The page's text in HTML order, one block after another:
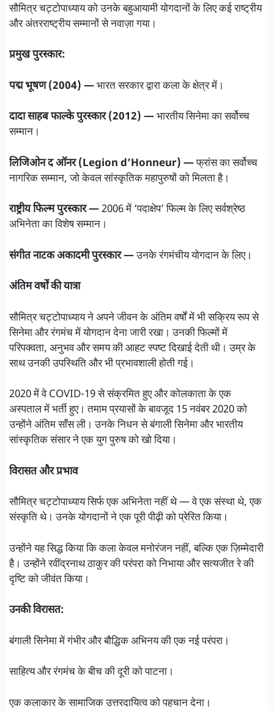
सौमित्र चट्टोपाध्याय को उनके बहुआयामी योगदानों के लिए कई राष्ट्रीय
और अंतरराष्ट्रीय सम्मानों से नवाज़ा गया।
प्रमुख पुरस्कार:
पद्म भूषण (2004) —भारत सरकार द्वारा कला के क्षेत्र में।
दादा साहब फाल्के पुरस्कार (2012) —भारतीय सिनेमा का सर्वोच्च
सम्मान।
लिजिओन द ऑनर (Legion d’Honneur) —फ्रांस का सर्वोच्च
नागरिक सम्मान, जो केवल सांस्कृतिक महापुरुषों को मिलता है।
राष्ट्रीय फिल्म पुरस्कार —2006 में ‘पदाक्षेप’ फिल्म के लिए सर्वश्रेष्ठ
अभिनेता का विशेष सम्मान।
संगीत नाटक अकादमी पुरस्कार —उनके रंगमंचीय योगदान के लिए।
अंतिम वर्षों की यात्रा
सौमित्र चट्टोपाध्याय ने अपने जीवन के अंतिम वर्षों में भी सक्रिय रूप से
सिनेमा और रंगमंच में योगदान देना जारी रखा। उनकी फिल्मों में
परिपक्वता, अनुभव और समय की आहट स्पष्ट दिखाई देती थी। उम्र के
साथ उनकी उपस्थिति और भी प्रभावशाली होती गई।
2020 में वे COVID-19 से संक्रमित हुए और कोलकाता के एक
अस्पताल में भर्ती हुए। तमाम प्रयासों के बावजूद 15 नवंबर 2020 को
उन्होंने अंतिम साँस ली। उनके निधन से बंगाली सिनेमा और भारतीय
सांस्कृतिक संसार ने एक युग पुरुष को खो दिया।
विरासत और प्रभाव
सौमित्र चट्टोपाध्याय सिर्फ एक अभिनेता नहीं थे — वे एक संस्था थे, एक
संस्कृति थे। उनके योगदानों ने एक पूरी पीढ़ी को प्रेरित किया।
उन्होंने यह सिद्ध किया कि कला केवल मनोरंजन नहीं, बल्कि एक ज़िम्मेदारी
है। उन्होंने रवींद्रनाथ ठाकुर की परंपरा को निभाया और सत्यजीत रे की
दृष्टि को जीवंत किया।
उनकी विरासत:
बंगाली सिनेमा में गंभीर और बौद्धिक अभिनय की एक नई परंपरा।
साहित्य और रंगमंच के बीच की दूरी को पाटना।
एक कलाकार के सामाजिक उत्तरदायित्व को पहचान देना।